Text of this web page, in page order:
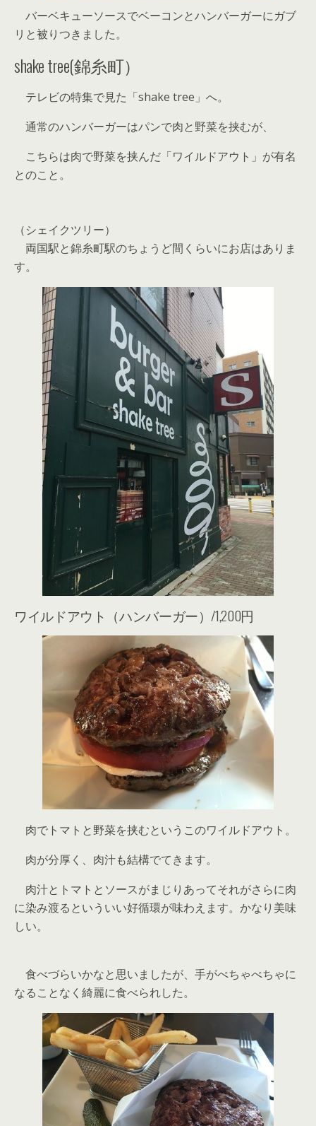
バーベキューソースでベーコンとハンバーガーにガブ
リと被りつきました。
shake tree(錦糸町）
テレビの特集で見た「shake tree」へ。
通常のハンバーガーはパンで肉と野菜を挟むが、
こちらは肉で野菜を挟んだ「ワイルドアウト」が有名
とのこと。
（シェイクツリー）
両国駅と錦糸町駅のちょうど間くらいにお店はありま
す。
ワイルドアウト（ハンバーガー）/1,200円
肉でトマトと野菜を挟むというこのワイルドアウト。
肉が分厚く、肉汁も結構でてきます。
肉汁とトマトとソースがまじりあってそれがさらに肉
に染み渡るといういい好循環が味わえます。かなり美味
しい。
食べづらいかなと思いましたが、手がべちゃべちゃに
なることなく綺麗に食べられした。